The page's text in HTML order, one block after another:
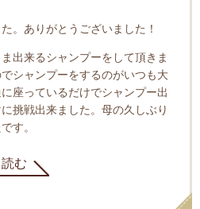
。ありがとうございました！
出来るシャンプーをして頂きま
シャンプーをするのがいつも大
座っているだけでシャンプー出
挑戦出来ました。母の久しぶり
す。
む